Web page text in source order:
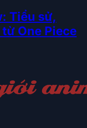
Tiểu sử,
One Piece